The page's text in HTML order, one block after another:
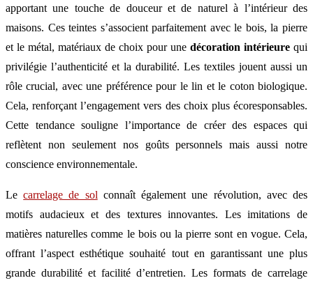
apportant une touche de douceur et de naturel à l’intérieur des
maisons. Ces teintes s’associent parfaitement avec le bois, la pierre
et le métal, matériaux de choix pour une décoration intérieure qui
privilégie l’authenticité et la durabilité. Les textiles jouent aussi un
rôle crucial, avec une préférence pour le lin et le coton biologique.
Cela, renforçant l’engagement vers des choix plus écoresponsables.
Cette tendance souligne l’importance de créer des espaces qui
reflètent non seulement nos goûts personnels mais aussi notre
conscience environnementale.
Lecarrelage de sol connaît également une révolution, avec des
motifs audacieux et des textures innovantes. Les imitations de
matières naturelles comme le bois ou la pierre sont en vogue. Cela,
offrant l’aspect esthétique souhaité tout en garantissant une plus
grande durabilité et facilité d’entretien. Les formats de carrelage